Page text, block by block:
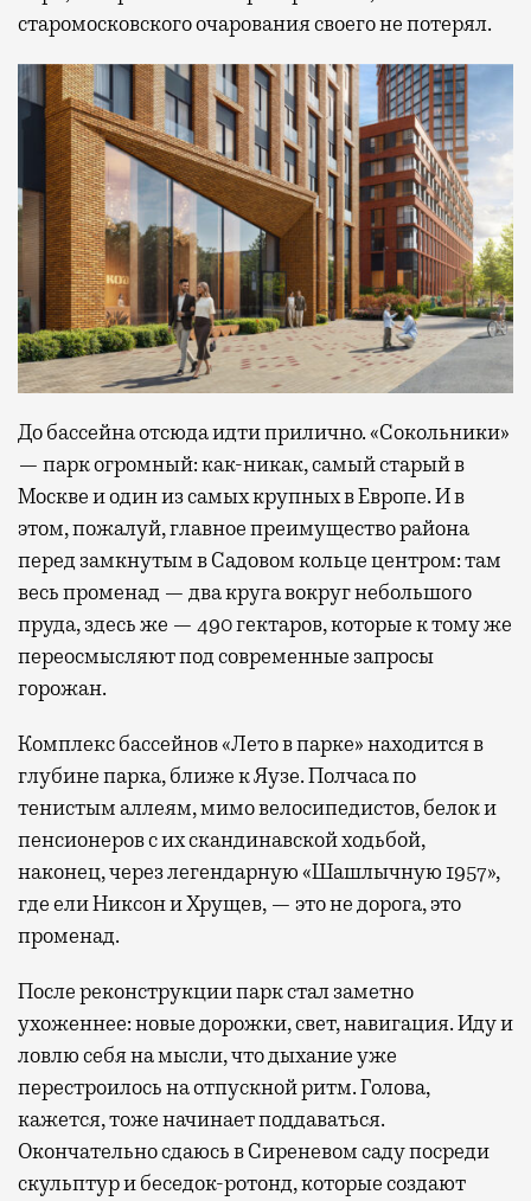
старомосковского очарования своего не потерял.
До бассейна отсюда идти прилично. «Сокольники»
— парк огромный: как-никак, самый старый в
Москве и один из самых крупных в Европе. И в
этом, пожалуй, главное преимущество района
перед замкнутым в Садовом кольце центром: там
весь променад — два круга вокруг небольшого
пруда, здесь же — 490 гектаров, которые к тому же
переосмысляют под современные запросы
горожан.
Комплекс бассейнов «Лето в парке» находится в
глубине парка, ближе к Яузе. Полчаса по
тенистым аллеям, мимо велосипедистов, белок и
пенсионеров с их скандинавской ходьбой,
наконец, через легендарную «Шашлычную 1957»,
где ели Никсон и Хрущев, — это не дорога, это
променад.
После реконструкции парк стал заметно
ухоженнее: новые дорожки, свет, навигация. Иду и
ловлю себя на мысли, что дыхание уже
перестроилось на отпускной ритм. Голова,
кажется, тоже начинает поддаваться.
Окончательно сдаюсь в Сиреневом саду посреди
скульптур и беседок-ротонд, которые создают